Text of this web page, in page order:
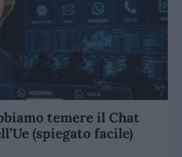
temere il Chat
(spiegato facile)